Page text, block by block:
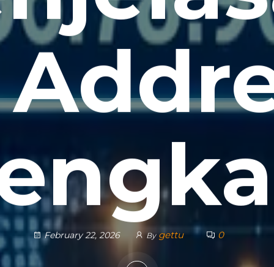
February 22, 2026 By gettu 0